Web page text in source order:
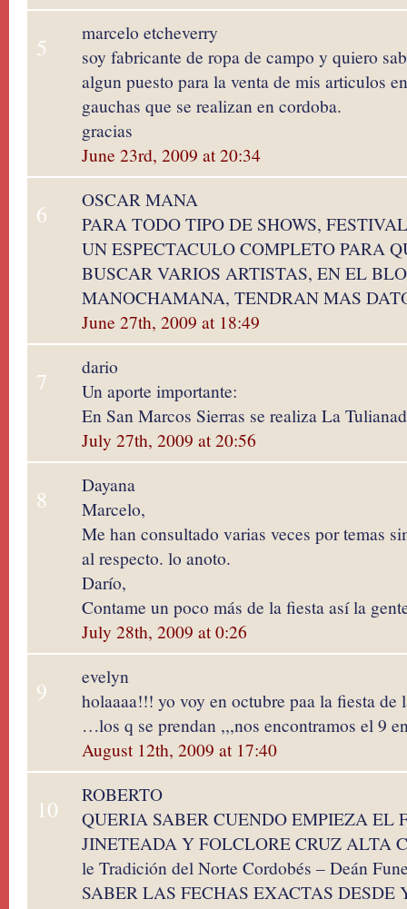
5
marcelo etcheverry
soy fabricante de ropa de campo y quiero
algun puesto para la venta de mis articulos
gauchas que se realizan en cordoba.
gracias
June 23rd, 2009 at 20:34
6
OSCAR MANA
PARA TODO TIPO DE SHOWS,
UN ESPECTACULO COMPLETO PARA
BUSCAR VARIOS ARTISTAS, EN EL
MANOCHAMANA, TENDRAN MAS
June 27th, 2009 at 18:49
7
dario
Un aporte importante:
En San Marcos Sierras se realiza La
July 27th, 2009 at 20:56
8
Dayana
Marcelo,
Me han consultado varias veces por temas
al respecto. lo anoto.
Darío,
Contame un poco más de la fiesta así la
July 28th, 2009 at 0:26
9
evelyn
holaaaa!!! yo voy en octubre paa la fiesta de
…los q se prendan ,,,nos encontramos el 9
August 12th, 2009 at 17:40
10
ROBERTO
QUERIA SABER CUENDO EMPIEZA EL
JINETEADA Y FOLCLORE CRUZ ALTA
le Tradición del Norte Cordobés – Deán
SABER LAS FECHAS EXACTAS DESDE